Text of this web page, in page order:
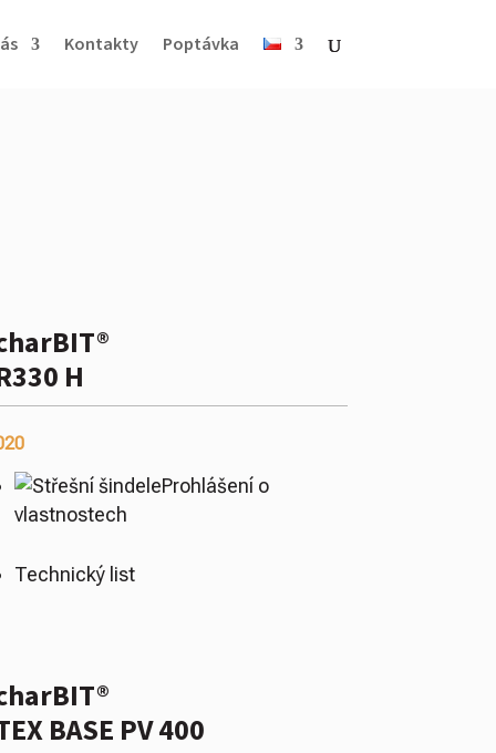
Kontakty Poptávka
H
Prohlášení o
vlastnostech
Technický list
BASE PV 400